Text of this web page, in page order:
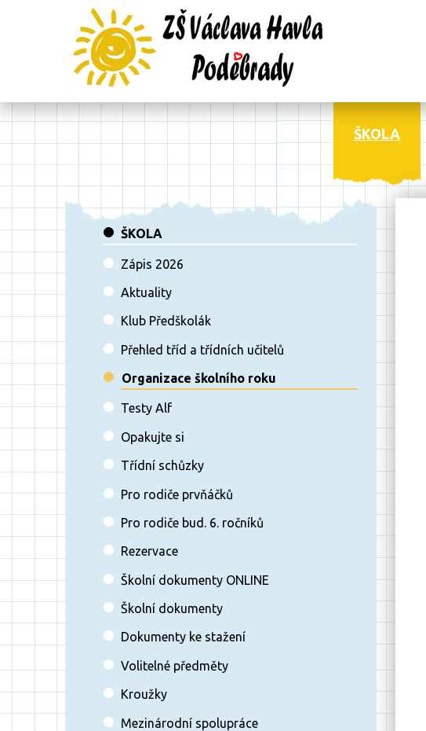
ŠKOLA
ŠKOLA
Zápis 2026
Aktuality
Klub Předškolák
Přehled tříd a třídních učitelů
Organizace školního roku
Testy Alf
Opakujte si
Třídní schůzky
Pro rodiče prvňáčků
Pro rodiče bud. 6. ročníků
Rezervace
Školní dokumenty ONLINE
Školní dokumenty
Dokumenty ke stažení
Volitelné předměty
Kroužky
Mezinárodní spolupráce